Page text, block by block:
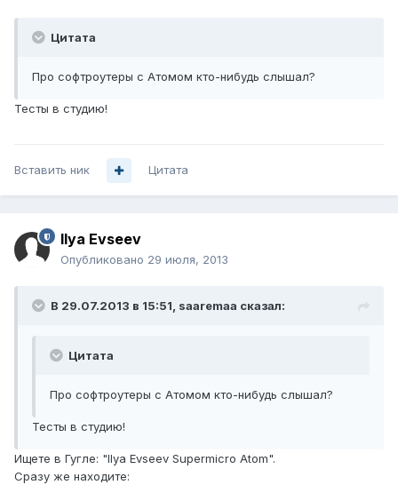
Цитата
Про софтроутеры с Атомом кто-нибудь слышал?
Тесты в студию!
Вставить ник Цитата
Ilya Evseev
Опубликовано 29 июля, 2013
В 29.07.2013 в 15:51, saaremaa сказал:
Цитата
Про софтроутеры с Атомом кто-нибудь слышал?
Тесты в студию!
Ищете в Гугле: "Ilya Evseev Supermicro Atom".
Сразу же находите: